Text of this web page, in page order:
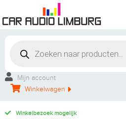
Mijn account
Winkelwagen
Winkelbezoek mogelijk